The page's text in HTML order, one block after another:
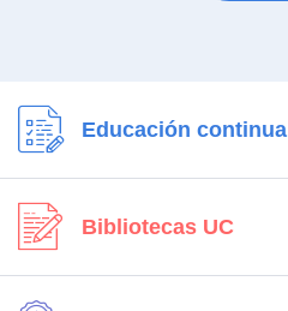
Educación continua
Bibliotecas UC